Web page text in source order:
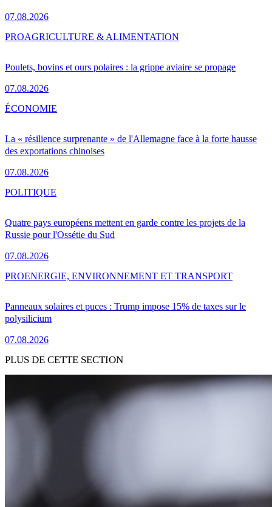
07.08.2026
Poulets, bovins et ours polaires : la grippe aviaire se propage
07.08.2026
PROAGRICULTURE & ALIMENTATION
La « résilience surprenante » de l'Allemagne face à la forte hausse
des exportations chinoises
07.08.2026
ÉCONOMIE
Quatre pays européens mettent en garde contre les projets de la
Russie pour l'Ossétie du Sud
07.08.2026
POLITIQUE
Panneaux solaires et puces : Trump impose 15% de taxes sur le
polysilicium
07.08.2026
PROENERGIE, ENVIRONNEMENT ET TRANSPORT
PLUS DE CETTE SECTION